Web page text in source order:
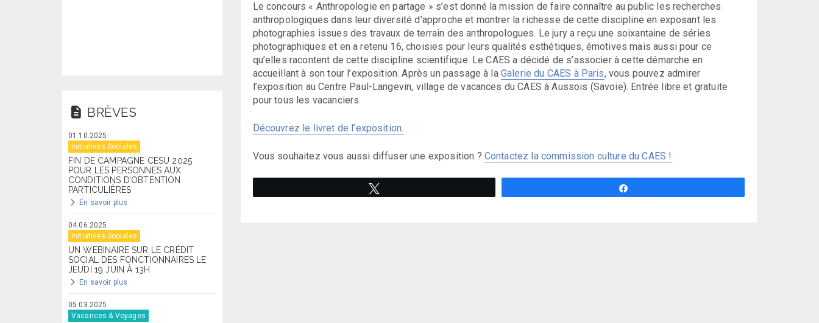
Le concours « Anthropologie en partage » s’est donné la mission de faire connaître au public les recherches
anthropologiques dans leur diversité d’approche et montrer la richesse de cette discipline en exposant les
photographies issues des travaux de terrain des anthropologues. Le jury a reçu une soixantaine de séries
photographiques et en a retenu 16, choisies pour leurs qualités esthétiques, émotives mais aussi pour ce
qu’elles racontent de cette discipline scientifique. Le CAES a décidé de s’associer à cette démarche en
accueillant à son tour l’exposition. Après un passage à la Galerie du CAES à Paris, vous pouvez admirer
l’exposition au Centre Paul-Langevin, village de vacances du CAES à Aussois (Savoie). Entrée libre et gratuite
pour tous les vacanciers.
Découvrez le livret de l’exposition.
Vous souhaitez vous aussi diffuser une exposition ? Contactez la commission culture du CAES !
BRÈVES
01.10.2025
Initiatives Sociales
FIN DE CAMPAGNE CESU 2025
POUR LES PERSONNES AUX
CONDITIONS D’OBTENTION
PARTICULIÈRES
En savoir plus
04.06.2025
Initiatives Sociales
UN WEBINAIRE SUR LE CRÉDIT
SOCIAL DES FONCTIONNAIRES LE
JEUDI 19 JUIN À 13H
En savoir plus
05.03.2025
Vacances & Voyages